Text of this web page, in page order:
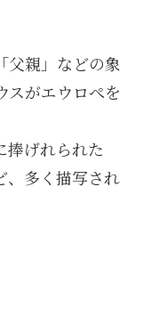
父親」などの象
スがエウロぺを
捧げれられた
、多く描写され